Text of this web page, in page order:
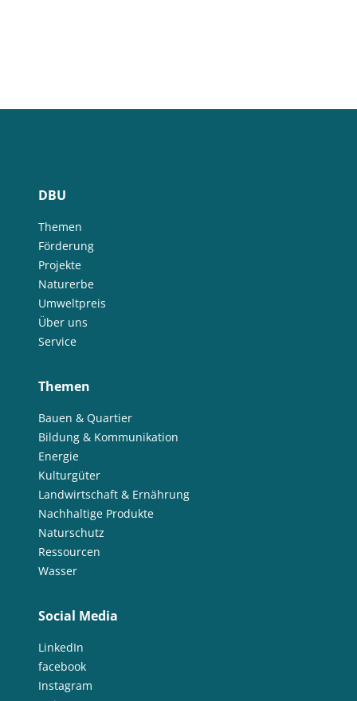
DBU
Themen
Förderung
Projekte
Naturerbe
Umweltpreis
Über uns
Service
Themen
Bauen & Quartier
Bildung & Kommunikation
Energie
Kulturgüter
Landwirtschaft & Ernährung
Nachhaltige Produkte
Naturschutz
Ressourcen
Wasser
Social Media
LinkedIn
facebook
Instagram